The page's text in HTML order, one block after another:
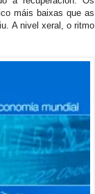
máis baixas que as
A nivel xeral, o ritmo